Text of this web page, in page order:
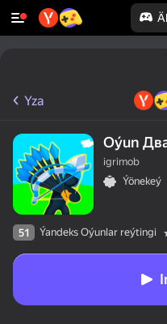
Yza
Oýun
igrimob
Ýönekeý
51 Ýandeks Oýunlar reýtingi